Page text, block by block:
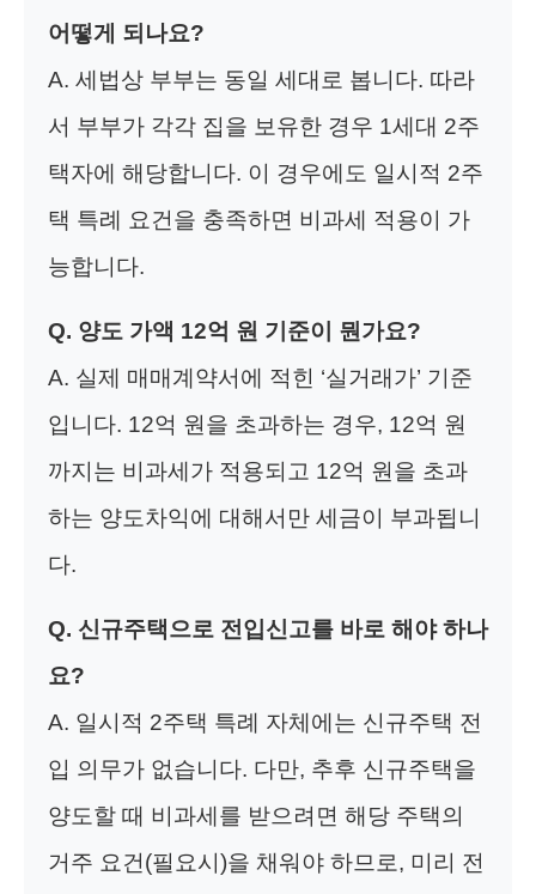
어떻게 되나요?
A. 세법상 부부는 동일 세대로 봅니다. 따라
서 부부가 각각 집을 보유한 경우 1세대 2주
택자에 해당합니다. 이 경우에도 일시적 2주
택 특례 요건을 충족하면 비과세 적용이 가
능합니다.
Q. 양도 가액 12억 원 기준이 뭔가요?
A. 실제 매매계약서에 적힌 ‘실거래가’ 기준
입니다. 12억 원을 초과하는 경우, 12억 원
까지는 비과세가 적용되고 12억 원을 초과
하는 양도차익에 대해서만 세금이 부과됩니
다.
Q. 신규주택으로 전입신고를 바로 해야 하나
요?
A. 일시적 2주택 특례 자체에는 신규주택 전
입 의무가 없습니다. 다만, 추후 신규주택을
양도할 때 비과세를 받으려면 해당 주택의
거주 요건(필요시)을 채워야 하므로, 미리 전